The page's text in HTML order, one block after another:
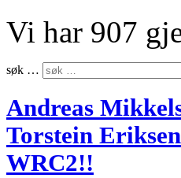
Vi har 907
søk …
Andreas
Torstein
WRC2!!